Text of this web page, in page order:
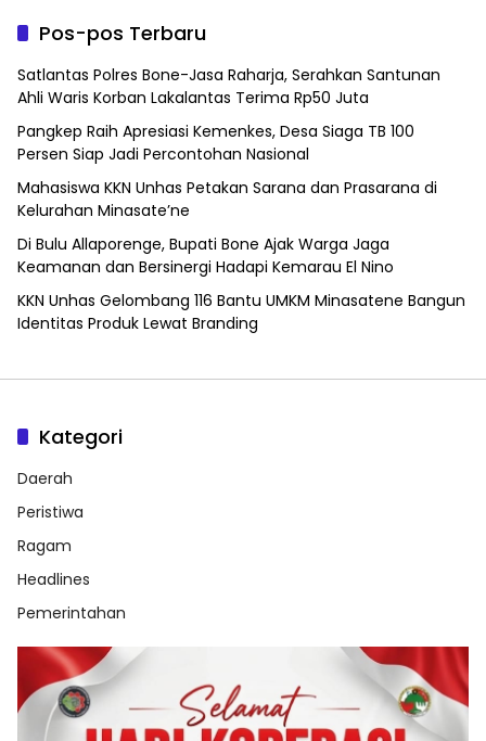
Pos-pos Terbaru
Satlantas Polres Bone-Jasa Raharja, Serahkan Santunan
Ahli Waris Korban Lakalantas Terima Rp50 Juta
Pangkep Raih Apresiasi Kemenkes, Desa Siaga TB 100
Persen Siap Jadi Percontohan Nasional
Mahasiswa KKN Unhas Petakan Sarana dan Prasarana di
Kelurahan Minasate’ne
Di Bulu Allaporenge, Bupati Bone Ajak Warga Jaga
Keamanan dan Bersinergi Hadapi Kemarau El Nino
KKN Unhas Gelombang 116 Bantu UMKM Minasatene Bangun
Identitas Produk Lewat Branding
Kategori
Daerah
Peristiwa
Ragam
Headlines
Pemerintahan